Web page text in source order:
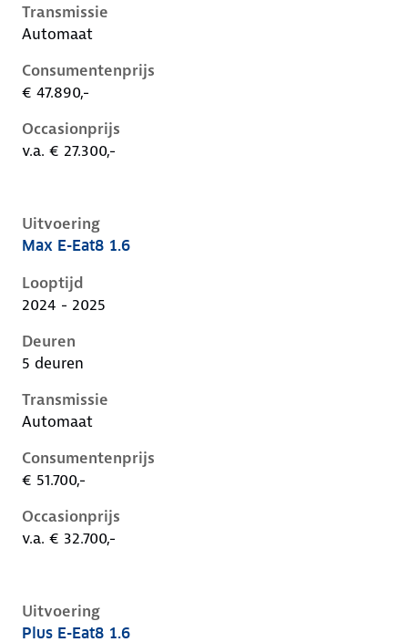
Transmissie
Automaat
Consumentenprijs
€ 47.890,-
Occasionprijs
v.a. € 27.300,-
Uitvoering
Citroen C5 X i, 1.6, 133 kW, Plug-in Hybride
Max E-Eat8 1.6
Looptijd
2024 - 2025
Deuren
5 deuren
Transmissie
Automaat
Consumentenprijs
€ 51.700,-
Occasionprijs
v.a. € 32.700,-
Uitvoering
Plus E-Eat8 1.6